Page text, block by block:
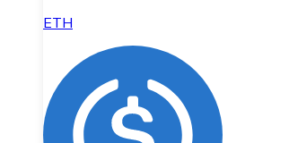
ETH